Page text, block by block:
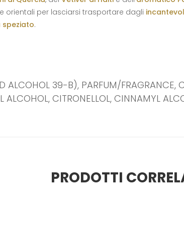
orientali per lasciarsi trasportare dagli
.
ALCOHOL 39-B), PARFUM/FRAGRANCE,
CITRONELLOL, CINNAMYL
PRODOTTI